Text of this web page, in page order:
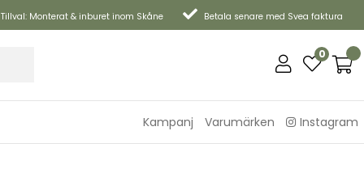
Tillval: Monterat & inburet inom Skåne Betala senare med Svea faktura
0
Kampanj Varumärken Instagram